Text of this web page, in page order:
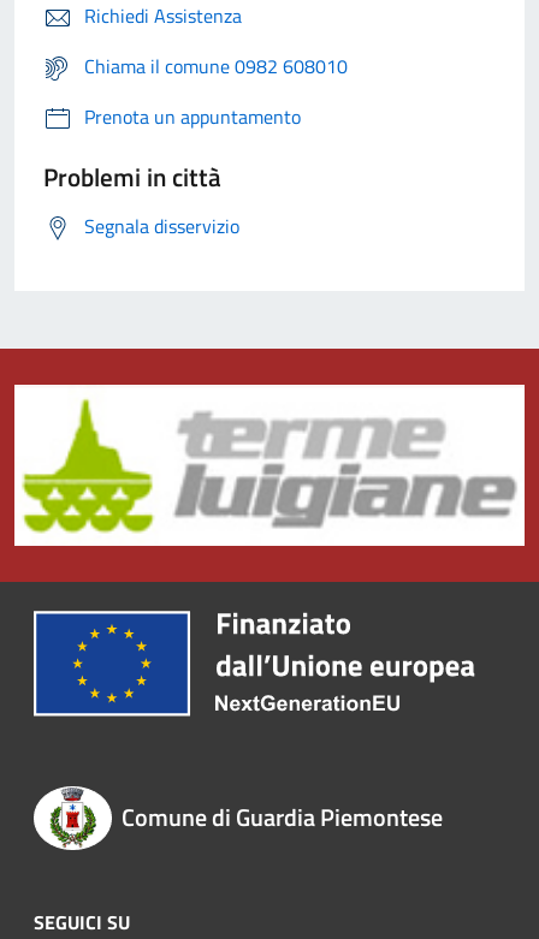
Richiedi Assistenza
Chiama il comune 0982 608010
Prenota un appuntamento
Problemi in città
Segnala disservizio
Comune di Guardia Piemontese
SEGUICI SU